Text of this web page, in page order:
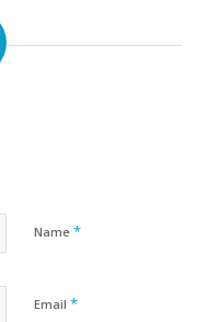
Name *
Email *